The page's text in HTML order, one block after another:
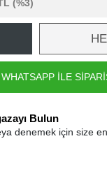
(%3)
WHATSAPP İLE
Bulun
denemek için size en